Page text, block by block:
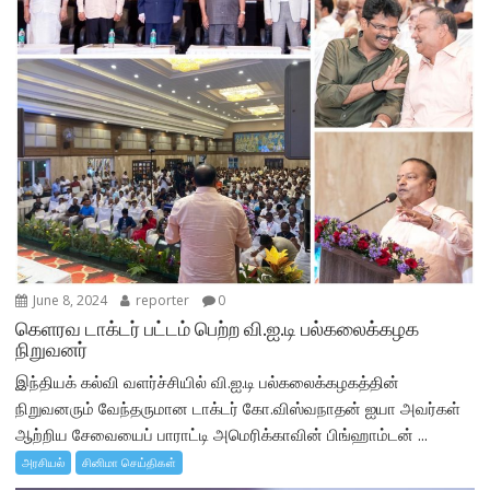
June 8, 2024 reporter 0
கெளரவ டாக்டர் பட்டம் பெற்ற வி.ஐ.டி பல்கலைக்கழக
நிறுவனர்
இந்தியக் கல்வி வளர்ச்சியில் வி.ஐ.டி பல்கலைக்கழகத்தின்
நிறுவனரும் வேந்தருமான டாக்டர் கோ.விஸ்வநாதன் ஐயா அவர்கள்
ஆற்றிய சேவையைப் பாராட்டி அமெரிக்காவின் பிங்ஹாம்டன் ...
அரசியல் சினிமா செய்திகள்